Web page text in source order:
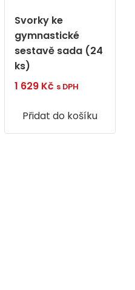
Svorky ke
gymnastické
sestavě sada (24
ks)
1 629 Kč s DPH
Přidat do košíku